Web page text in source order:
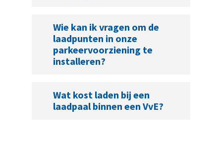
Wie kan ik vragen om de
laadpunten in onze
parkeervoorziening te
installeren?
Wat kost laden bij een
laadpaal binnen een VvE?